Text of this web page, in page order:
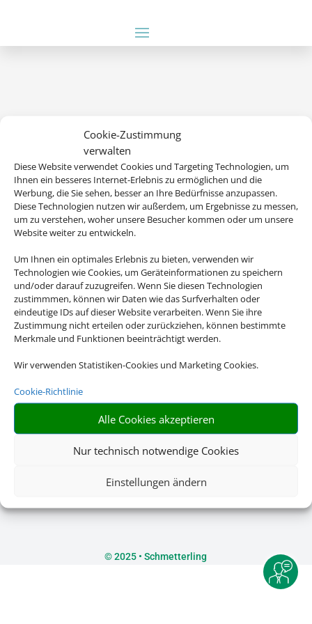
Cookie-Zustimmung
verwalten
Diese Website verwendet Cookies und Targeting Technologien, um
Ihnen ein besseres Internet-Erlebnis zu ermöglichen und die
Werbung, die Sie sehen, besser an Ihre Bedürfnisse anzupassen.
Diese Technologien nutzen wir außerdem, um Ergebnisse zu messen,
um zu verstehen, woher unsere Besucher kommen oder um unsere
Website weiter zu entwickeln.
Um Ihnen ein optimales Erlebnis zu bieten, verwenden wir
Technologien wie Cookies, um Geräteinformationen zu speichern
und/oder darauf zuzugreifen. Wenn Sie diesen Technologien
zustimmmen, können wir Daten wie das Surfverhalten oder
eindeutige IDs auf dieser Website verarbeiten. Wenn Sie ihre
Zustimmung nicht erteilen oder zurückziehen, können bestimmte
Merkmale und Funktionen beeinträchtigt werden.
Wir verwenden Statistiken-Cookies und Marketing Cookies.
Cookie-Richtlinie
Alle Cookies akzeptieren
Nur technisch notwendige Cookies
Einstellungen ändern
Wir brauchen Ihre Einwilligung
Um diesen Inhalt darzustellen, aktivieren Sie bitte die Cookies. Es
werden ggf. personenbezogene Daten verarbeitet.
Cookies akzeptieren
Die Abwicklung der Buchung übernimmt Schmetterling
International GmbH & Co.KG im Auftrag des Webseiteninhabers.
Rechtliche Informationen
Impressum|Datenschutzerklärung|Online Check-In
Barrierefreiheitserklärung
©2025 • Schmetterling